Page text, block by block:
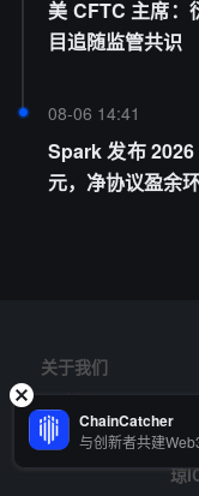
美 CFTC 主席：
目追随监管共识
08-06 14:41
Spark 发布
元，净协议盈余
关于我们
风险提示
琼
ChainCatcher
与创新者共建